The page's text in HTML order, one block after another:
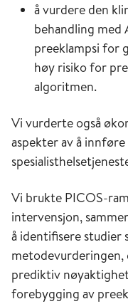
å vurdere den
behandling med
preeklampsi for
høy risiko for
algoritmen.
Vi vurderte også
aspekter av å
Vi brukte PICOS-
intervensjon,
å identifisere
prediktiv
forebygging av